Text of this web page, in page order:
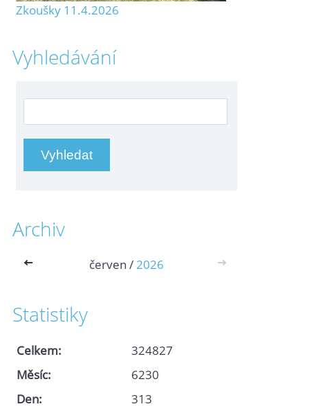
Zkoušky 11.4.2026
Vyhledávání
Archiv
<< červen /2026 >>
Statistiky
Celkem:
324827
Měsíc:
6230
Den:
313